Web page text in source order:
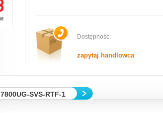
Dostępność:
zapytaj handlowca
7800UG-SVS-RTF-1